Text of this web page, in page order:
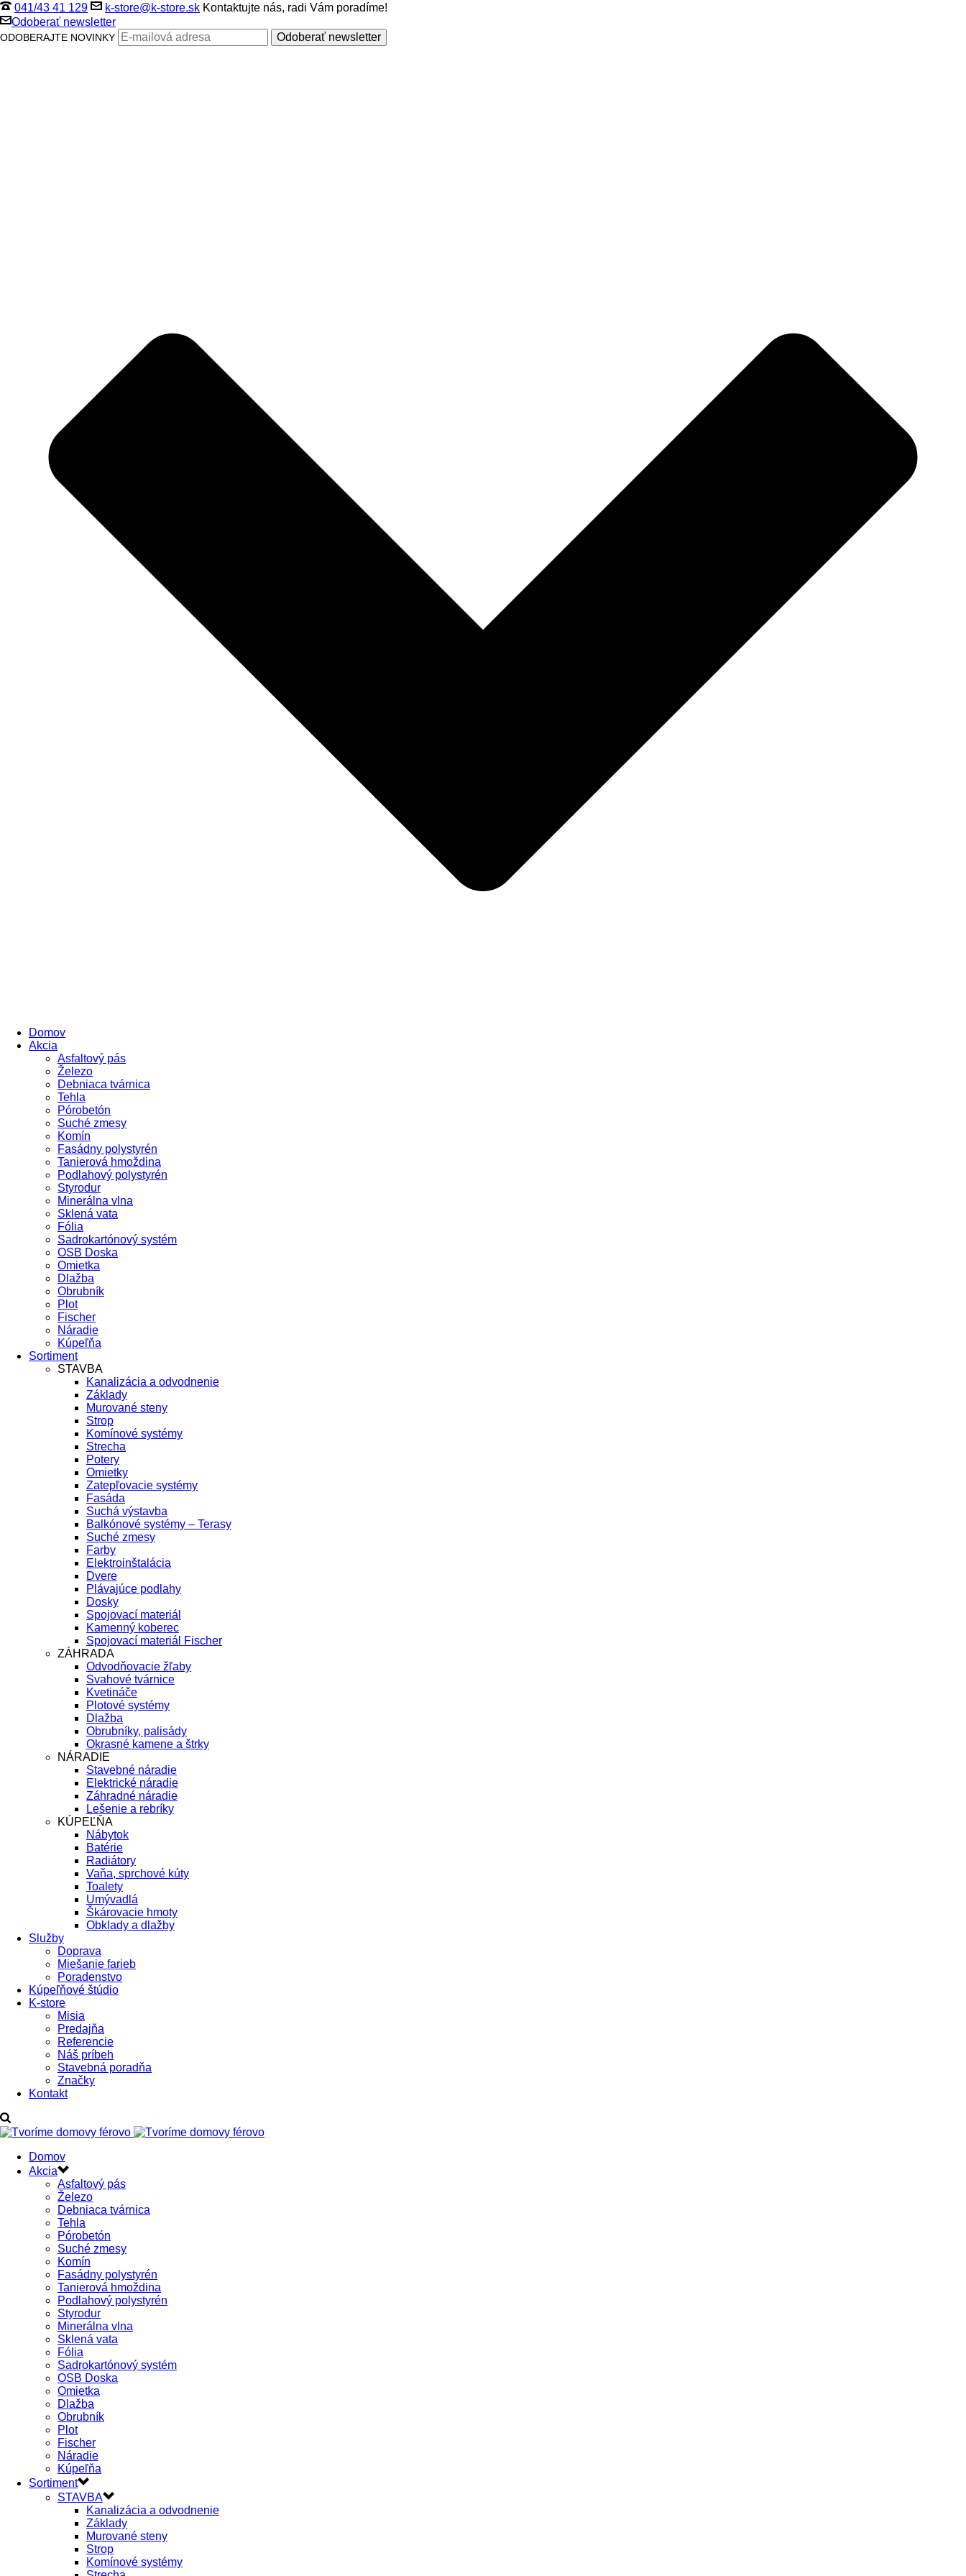
041/43 41 129 k-store@k-store.sk Kontaktujte nás, radi Vám poradíme!
Odoberať newsletter
ODOBERAJTE NOVINKY
Domov
Akcia
Asfaltový pás
Železo
Debniaca tvárnica
Tehla
Pórobetón
Suché zmesy
Komín
Fasádny polystyrén
Tanierová hmoždina
Podlahový polystyrén
Styrodur
Minerálna vlna
Sklená vata
Fólia
Sadrokartónový systém
OSB Doska
Omietka
Dlažba
Obrubník
Plot
Fischer
Náradie
Kúpeľňa
Sortiment
STAVBA
Kanalizácia a odvodnenie
Základy
Murované steny
Strop
Komínové systémy
Strecha
Potery
Omietky
Zatepľovacie systémy
Fasáda
Suchá výstavba
Balkónové systémy – Terasy
Suché zmesy
Farby
Elektroinštalácia
Dvere
Plávajúce podlahy
Dosky
Spojovací materiál
Kamenný koberec
Spojovací materiál Fischer
ZÁHRADA
Odvodňovacie žľaby
Svahové tvárnice
Kvetináče
Plotové systémy
Dlažba
Obrubníky, palisády
Okrasné kamene a štrky
NÁRADIE
Stavebné náradie
Elektrické náradie
Záhradné náradie
Lešenie a rebríky
KÚPEĽŇA
Nábytok
Batérie
Radiátory
Vaňa, sprchové kúty
Toalety
Umývadlá
Škárovacie hmoty
Obklady a dlažby
Služby
Doprava
Miešanie farieb
Poradenstvo
Kúpeľňové štúdio
K-store
Misia
Predajňa
Referencie
Náš príbeh
Stavebná poradňa
Značky
Kontakt
Domov
Akcia
Asfaltový pás
Železo
Debniaca tvárnica
Tehla
Pórobetón
Suché zmesy
Komín
Fasádny polystyrén
Tanierová hmoždina
Podlahový polystyrén
Styrodur
Minerálna vlna
Sklená vata
Fólia
Sadrokartónový systém
OSB Doska
Omietka
Dlažba
Obrubník
Plot
Fischer
Náradie
Kúpeľňa
Sortiment
STAVBA
Kanalizácia a odvodnenie
Základy
Murované steny
Strop
Komínové systémy